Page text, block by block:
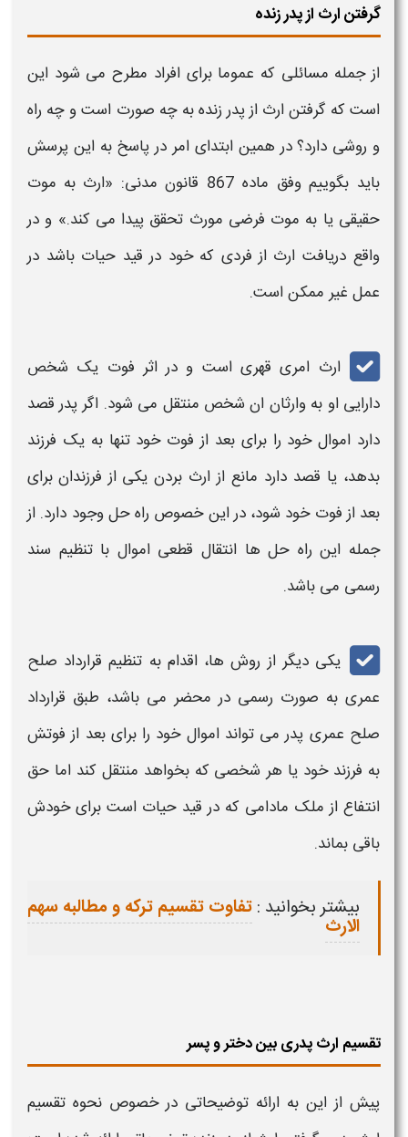
گرفتن ارث از پدر زنده
از جمله مسائلی که عموما برای افراد مطرح می شود این
است که گرفتنارث ازپدر زنده به چه صورت است و چه راه
و روشی دارد؟ در همین ابتدای امر در پاسخ به این پرسش
باید بگوییم وفق ماده 867 قانون مدنی: «
ارث به موت
حقیقی یا به موت فرضی مورث تحقق پیدا می‌ کند.» و در
واقع دریافت ارث از فردی که خود در قید حیات باشد در
عمل غیر ممکن است.
ارث امری قهری است و در اثر فوت یک شخص
دارایی او به وارثان ان شخص منتقل می شود. اگر پدر قصد
دارد اموال خود را برای بعد از فوت خود تنها به یک فرزند
بدهد، یا قصد دارد مانع از ارث بردن یکی از فرزندان برای
بعد از فوت خود شود، در این خصوص راه حل وجود دارد. از
جمله این راه حل ها انتقال قطعی اموال با تنظیم سند
رسمی می باشد.
یکی دیگر از روش ها، اقدام به تنظیم قرارداد صلح
عمری به صورت رسمی در محضر می باشد، طبق قرارداد
صلح عمری پدر می تواند اموال خود را برای بعد از فوتش
به فرزند خود یا هر شخصی که بخواهد منتقل کند اما حق
انتفاع از ملک مادامی که در قید حیات است برای خودش
باقی بماند.
بیشتر بخوانید :تفاوت تقسیم ترکه و مطالبه سهم
الارث
تقسیم ارث پدری بین دختر و پسر
پیش از این به ارائه توضیحاتی در خصوص نحوه تقسیم